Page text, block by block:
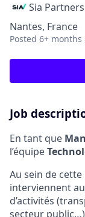
Sia Partners
Nantes, France
Posted 6+ months
Job
En tant que
l’équipe
Au sein de
interviennent
d’activités
secteur